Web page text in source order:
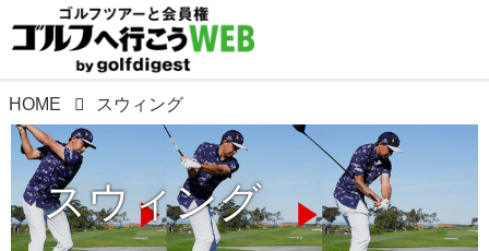
HOME スウィング
スウィング